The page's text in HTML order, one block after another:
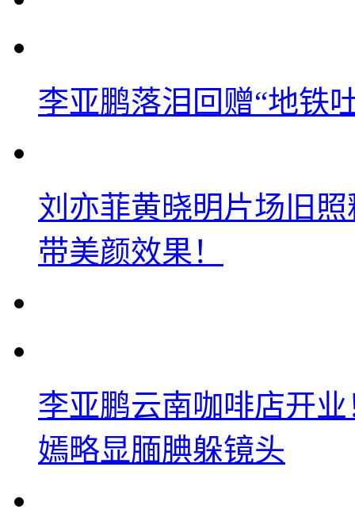
李亚鹏落泪回赠“地铁
刘亦菲黄晓明片场旧
带美颜效果！
李亚鹏云南咖啡店开
嫣略显腼腆躲镜头